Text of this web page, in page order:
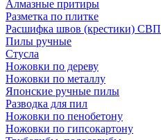
Алмазные притиры
Разметка по плитке
Расшифка швов (крестики) СВП
Пилы ручные
Стусла
Ножовки по дереву
Ножовки по металлу
Японские ручные пилы
Разводка для пил
Ножовки по пенобетону
Ножовки по гипсокартону